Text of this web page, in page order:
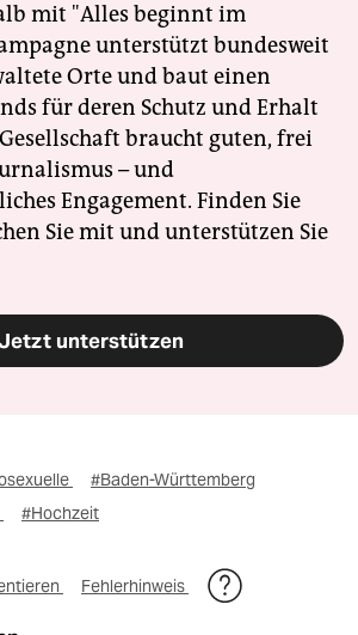
mit "Alles beginnt im
unterstützt bundesweit
Orte und baut einen
für deren Schutz und Erhalt
braucht guten, frei
– und
Engagement. Finden Sie
Sie mit und unterstützen Sie
unterstützen
#Baden-Württemberg
#Hochzeit
Fehlerhinweis